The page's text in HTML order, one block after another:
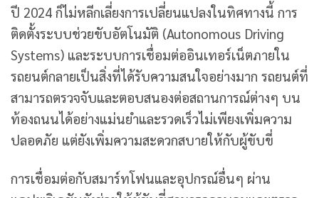
ปี 2024 ก็ไม่หลีกเลี่ยงการเปลี่ยนแปลงในทิศทางนี้ การ
ติดตั้งระบบช่วยขับอัตโนมัติ (Autonomous Driving
Systems) และระบบการเชื่อมต่ออินเทอร์เน็ตภายใน
รถยนต์กลายเป็นสิ่งที่ได้รับความสนใจอย่างมาก รถยนต์ที่
สามารถตรวจจับและตอบสนองต่อสถานการณ์ต่างๆ บน
ท้องถนนได้อย่างแม่นยำและรวดเร็วไม่เพียงเพิ่มความ
ปลอดภัย แต่ยังเพิ่มความสะดวกสบายให้กับผู้ขับขี่
การเชื่อมต่อกับสมาร์ทโฟนและอุปกรณ์อื่นๆ ผ่าน